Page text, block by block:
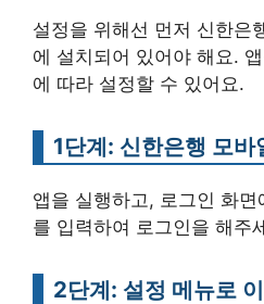
설정을 위해선 먼저 신한은
에 설치되어 있어야 해요.
에 따라 설정할 수 있어요.
1단계: 신한은행 모바
앱을 실행하고, 로그인 화면
를 입력하여 로그인을 해주
2단계: 설정 메뉴로